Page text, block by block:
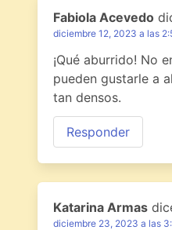
Fabiola Acevedo
diciembre 12, 2023 a las
¡Qué aburrido! No
pueden gustarle a
tan densos.
Responder
Katarina Armas
diciembre 23, 2023 a las